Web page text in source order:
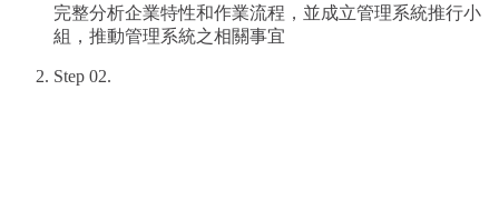
完整分析企業特性和作業流程，並成立管理系統推行小
組，推動管理系統之相關事宜
Step 02.